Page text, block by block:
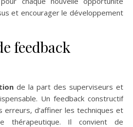
et encourager le développement
feedback
de la part des superviseurs et
Un feedback constructif
d’affiner les techniques et
thérapeutique. Il convient de